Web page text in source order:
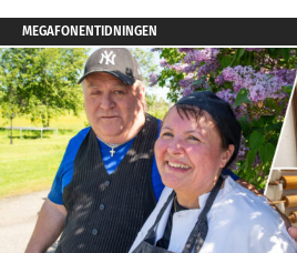
MEGAFONENTIDNINGEN